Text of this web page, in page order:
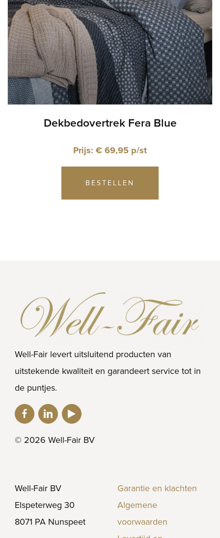
Dekbedovertrek Fera Blue
Prijs: € 69,95 p/st
BESTELLEN
Well-Fair levert uitsluitend producten van
uitstekende kwaliteit en garandeert service tot in
de puntjes.
© 2026 Well-Fair BV
Well-Fair BV
Elspeterweg 30
8071 PA Nunspeet
Garantie en klachten
Algemene
voorwaarden